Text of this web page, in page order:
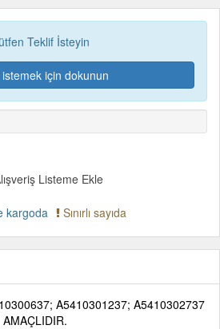
Teklif İsteyin
için dokunun
Listeme Ekle
kargoda Sınırlı sayıda
A5410301237; A5410302737